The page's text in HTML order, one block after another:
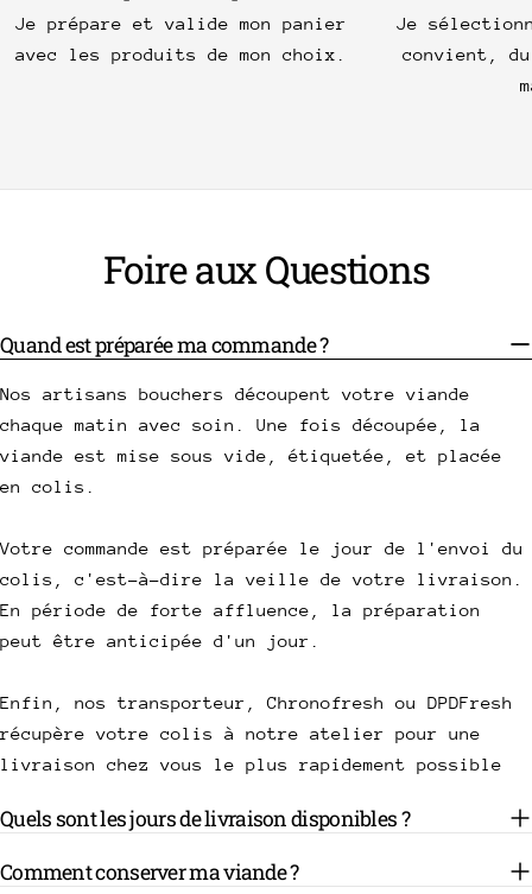
Je prépare et valide mon panier
avec les produits de mon choix.
Je
convient,
Foire aux Questions
Quand est préparée ma commande ?
Nos artisans bouchers découpent votre viande
chaque matin avec soin. Une fois découpée, la
viande est mise sous vide, étiquetée, et placée
en colis.
Votre commande est préparée le jour de l'envoi du
colis, c'est-à-dire la veille de votre livraison.
En période de forte affluence, la préparation
peut être anticipée d'un jour.
Enfin, nos transporteur, Chronofresh ou DPDFresh
récupère votre colis à notre atelier pour une
livraison chez vous le plus rapidement possible
Quels sont les jours de livraison disponibles ?
Comment conserver ma viande ?